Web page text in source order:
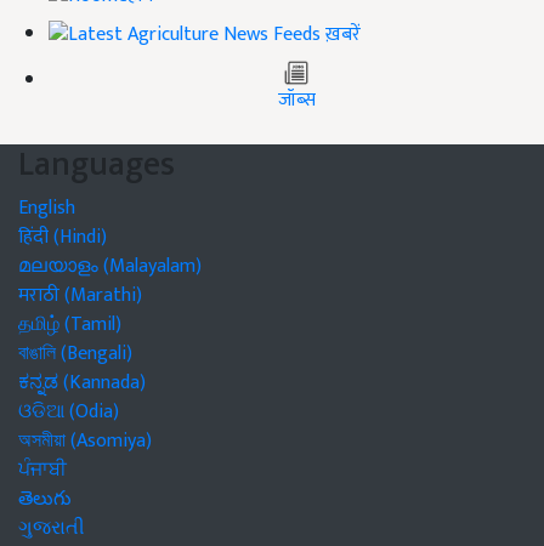
ख़बरें
जॉब्स
Languages
English
हिंदी (Hindi)
മലയാളം (Malayalam)
मराठी (Marathi)
தமிழ் (Tamil)
বাঙালি (Bengali)
ಕನ್ನಡ (Kannada)
ଓଡିଆ (Odia)
অসমীয়া (Asomiya)
ਪੰਜਾਬੀ
తెలుగు
ગુજરાતી